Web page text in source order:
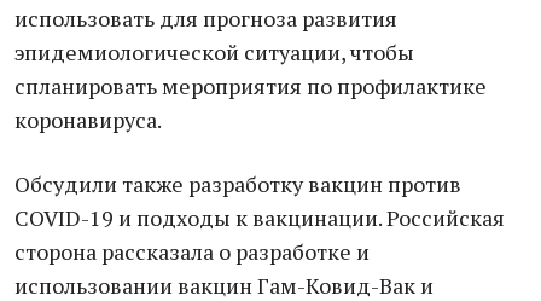
использовать для прогноза развития
эпидемиологической ситуации, чтобы
спланировать мероприятия по профилактике
коронавируса.
Обсудили также разработку вакцин против
COVID-19 и подходы к вакцинации. Российская
сторона рассказала о разработке и
использовании вакцин Гам-Ковид-Вак и